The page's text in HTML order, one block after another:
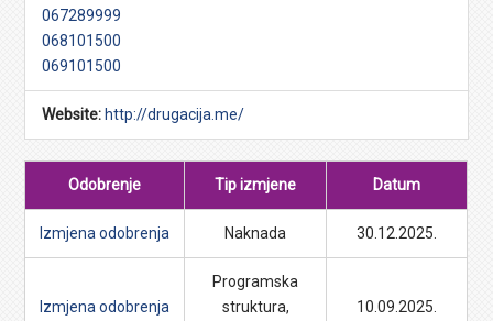
067289999
068101500
069101500
Website: http://drugacija.me/
Odobrenje Tip izmjene Datum
Izmjena odobrenja Naknada 30.12.2025.
Izmjena odobrenja
Programska
struktura,
10.09.2025.